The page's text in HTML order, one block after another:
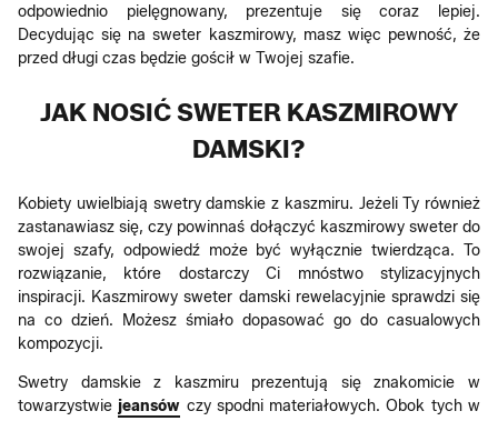
odpowiednio pielęgnowany, prezentuje się coraz lepiej.
Decydując się na sweter kaszmirowy, masz więc pewność, że
przed długi czas będzie gościł w Twojej szafie.
JAK NOSIĆ SWETER KASZMIROWY
DAMSKI?
Kobiety uwielbiają swetry damskie z kaszmiru. Jeżeli Ty również
zastanawiasz się, czy powinnaś dołączyć kaszmirowy sweter do
swojej szafy, odpowiedź może być wyłącznie twierdząca. To
rozwiązanie, które dostarczy Ci mnóstwo stylizacyjnych
inspiracji. Kaszmirowy sweter damski rewelacyjnie sprawdzi się
na co dzień. Możesz śmiało dopasować go do casualowych
kompozycji.
Swetry damskie z kaszmiru prezentują się znakomicie w
towarzystwie jeansów czy spodni materiałowych. Obok tych w